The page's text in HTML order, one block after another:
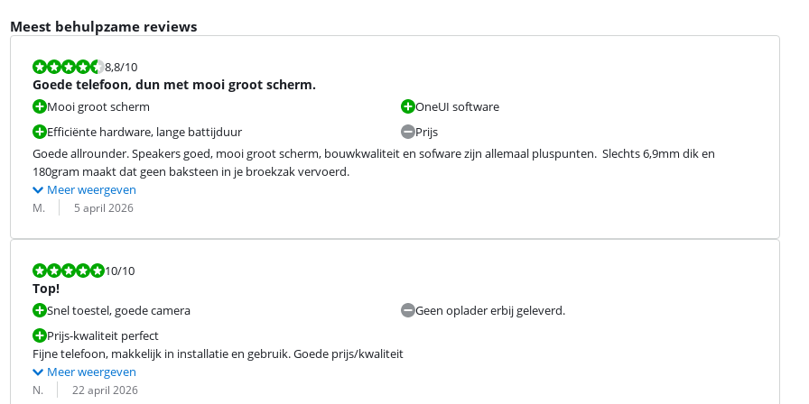
Meest behulpzame reviews
Beoordeling is 8,8 van de 10.
8,8/10
Goede telefoon, dun met mooi groot scherm.
Mooi groot scherm
Efficiënte hardware, lange battijduur
OneUI software
Prijs
Goede allrounder. Speakers goed, mooi groot scherm, bouwkwaliteit en sofware zijn allemaal pluspunten.  Slechts 6,9mm dik en
180gram maakt dat geen baksteen in je broekzak vervoerd.
Meer weergeven
Beoordeling door:
M.
Datum: 5 april 2026
Beoordeling is 10 van de 10.
10/10
Top!
Snel toestel, goede camera
Prijs-kwaliteit perfect
Geen oplader erbij geleverd.
Fijne telefoon, makkelijk in installatie en gebruik. Goede prijs/kwaliteit
Meer weergeven
Beoordeling door:
N.
Datum: 22 april 2026